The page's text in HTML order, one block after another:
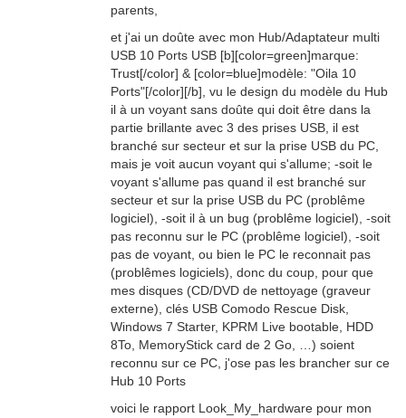
parents,
et j'ai un doûte avec mon Hub/Adaptateur multi
USB 10 Ports USB [b][color=green]marque:
Trust[/color] & [color=blue]modèle: "Oila 10
Ports"[/color][/b], vu le design du modèle du Hub
il à un voyant sans doûte qui doit être dans la
partie brillante avec 3 des prises USB, il est
branché sur secteur et sur la prise USB du PC,
mais je voit aucun voyant qui s'allume; -soit le
voyant s'allume pas quand il est branché sur
secteur et sur la prise USB du PC (problême
logiciel), -soit il à un bug (problême logiciel), -soit
pas reconnu sur le PC (problême logiciel), -soit
pas de voyant, ou bien le PC le reconnait pas
(problêmes logiciels), donc du coup, pour que
mes disques (CD/DVD de nettoyage (graveur
externe), clés USB Comodo Rescue Disk,
Windows 7 Starter, KPRM Live bootable, HDD
8To, MemoryStick card de 2 Go, …) soient
reconnu sur ce PC, j'ose pas les brancher sur ce
Hub 10 Ports
voici le rapport Look_My_hardware pour mon